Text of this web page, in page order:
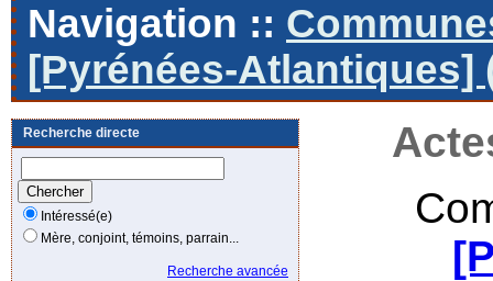
Navigation ::
[Pyrénées-Atlantiques]
Recherche directe
Intéressé(e)
Mère, conjoint, témoins, parrain...
Recherche avancée